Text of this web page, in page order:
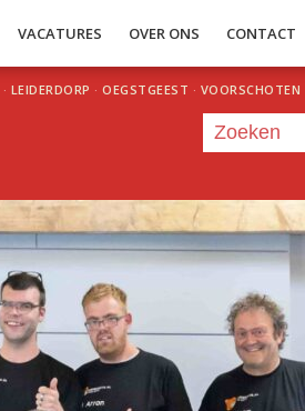
VACATURES OVER ONS CONTACT
· LEIDERDORP · OEGSTGEEST · VOORSCHOTEN